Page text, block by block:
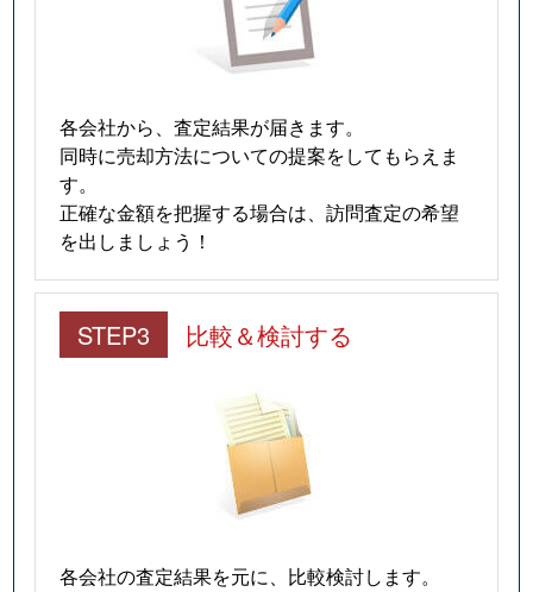
各会社から、査定結果が届きます。
同時に売却方法についての提案をしてもらえま
す。
正確な金額を把握する場合は、訪問査定の希望
を出しましょう！
STEP3 比較＆検討する
各会社の査定結果を元に、比較検討します。